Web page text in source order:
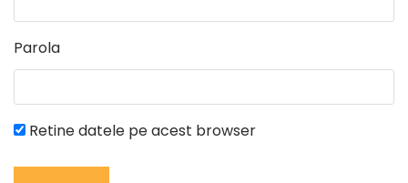
Parola
Retine datele pe acest browser